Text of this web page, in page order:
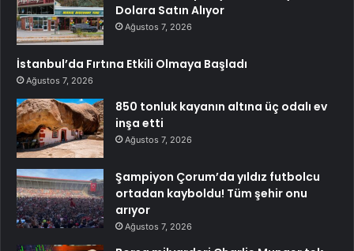
Dolara Satın Alıyor
Ağustos 7, 2026
İstanbul’da Fırtına Etkili Olmaya Başladı
Ağustos 7, 2026
850 tonluk kayanın altına üç odalı ev
inşa etti
Ağustos 7, 2026
Şampiyon Çorum’da yıldız futbolcu
ortadan kayboldu! Tüm şehir onu
arıyor
Ağustos 7, 2026